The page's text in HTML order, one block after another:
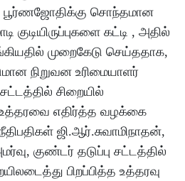
பூர்ணஜோதிக்கு சொந்தமான
குடியிருப்புகளை கட்டி , அதில்
முறைகேடு செய்ததாக,
நிறுவன உரிமையாளர்
சிறையில்
எதிர்த்த வழக்கை
ஜி.ஆர்.சுவாமிநாதன்,
குண்டர் தடுப்பு சட்டத்தில்
பிறப்பித்த உத்தரவு